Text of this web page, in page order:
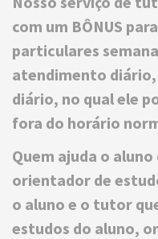
com um BÔNUS
particulares
atendimento diário,
diário, no qual ele
fora do horário
Quem ajuda o
orientador de
o aluno e o tutor
estudos do aluno,